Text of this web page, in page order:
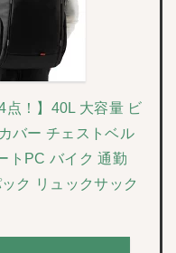
点！】40L 大容量 ビ
バー チェストベル
トPC バイク 通勤
ク リュックサック